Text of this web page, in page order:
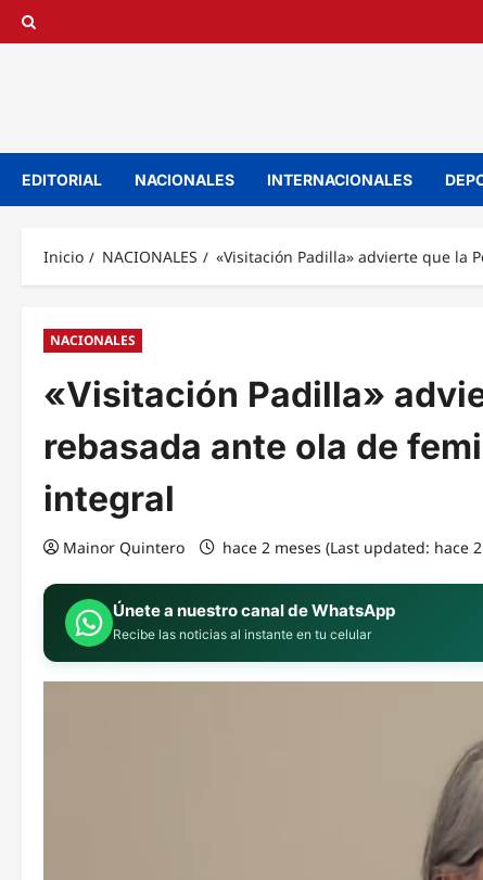
Saltar
EDITORIAL NACIONALES INTERNACIONALES
Inicio NACIONALES «Visitación Padilla» advierte que la
NACIONALES
«Visitación Padilla»
rebasada ante ola de
integral
Mainor Quintero hace 2 meses (Last updated: hace
Únete a nuestro canal de WhatsApp
Recibe las noticias al instante en tu celular